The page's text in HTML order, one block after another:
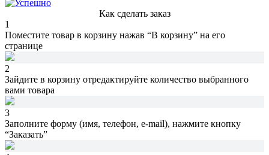
Как сделать заказ
1
Поместите товар в корзину нажав “В корзину” на его
странице
2
Зайдите в корзину отредактируйте количество выбранного
вами товара
3
Заполните форму (имя, телефон, e-mail), нажмите кнопку
“Заказать”